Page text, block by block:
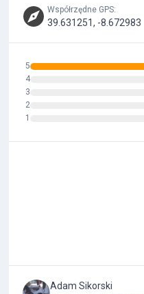
Współrzędne GPS:
39.631251, -8.672983
5
4
3
2
1
Adam Sikorski